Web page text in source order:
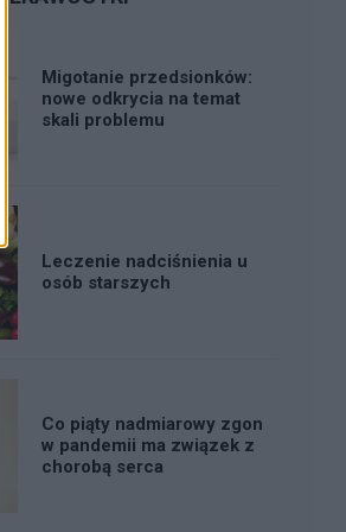
Migotanie przedsionków:
nowe odkrycia na temat
skali problemu
Leczenie nadciśnienia u
osób starszych
Co piąty nadmiarowy zgon
w pandemii ma związek z
chorobą serca